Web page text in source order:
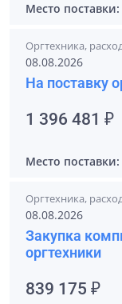
Место поставки:
Оргтехника,
08.08.2026
На поставку
1 396 481 ₽
Место поставки:
Оргтехника,
08.08.2026
Закупка
оргтехники
839 175 ₽